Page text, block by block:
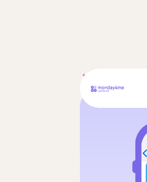
← в каталог